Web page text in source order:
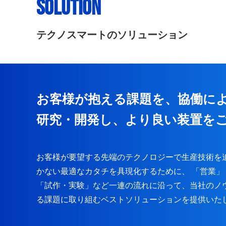
SOLUTION
テクノスマートのソリューション
お客様が抱える課題を、協働に
研究・開発し、より良い装置を
お客様が要望する先端のテクノロジーで生産技術
かない最適なカタチを具現化するために、 「営業
「試作・実験」など一連の流れに沿って、当社の
る課題に取り組むベストソリューションを提供いた